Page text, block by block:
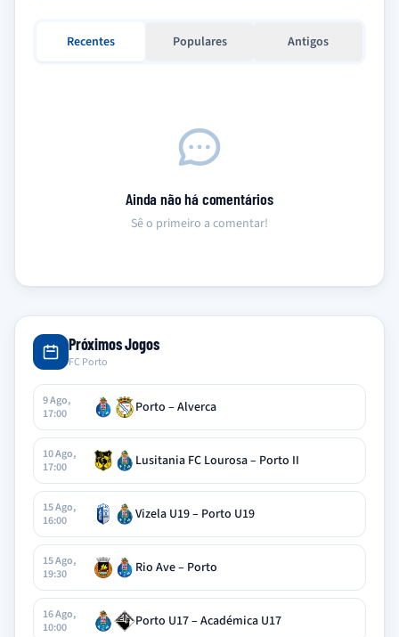
Recentes Populares Antigos
Ainda não há comentários
Sê o primeiro a comentar!
Próximos Jogos
FC Porto
9 Ago,
17:00
Porto – Alverca
10 Ago,
17:00
Lusitania FC Lourosa – Porto II
15 Ago,
16:00
Vizela U19 – Porto U19
15 Ago,
19:30
Rio Ave – Porto
16 Ago,
10:00
Porto U17 – Académica U17